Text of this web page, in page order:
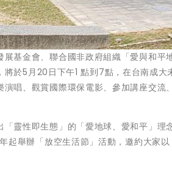
展基金會、聯合國非政府組織「愛與
於5月20日下午1 點到7點，在台南成大
唱、觀賞國際環保電影、參加講座交流
靈性即生態」的「愛地球、愛和平」
舉辦「放空生活節」活動，邀約大家以